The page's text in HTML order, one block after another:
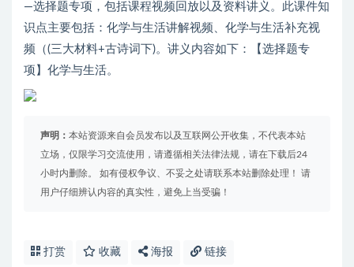
—选择题专项，包括课程视频回放以及资料讲义。此课件知
识点主要包括：化学与生活讲解视频、化学与生活补充视
频（(三大材料+古诗词下)。讲义内容如下：【选择题专
项】化学与生活。
声明： 本站资源来自会员发布以及互联网公开收集，不代表本站
立场，仅限学习交流使用，请遵循相关法律法规，请在下载后24
小时内删除。 如有侵权争议、不妥之处请联系本站删除处理！ 请
用户仔细辨认内容的真实性，避免上当受骗！
打赏 收藏 海报 链接